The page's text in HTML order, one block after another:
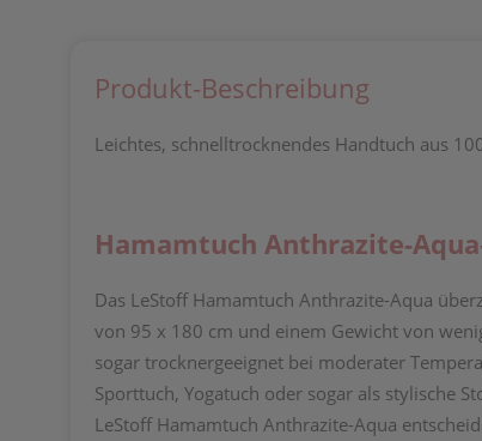
Produkt-Beschreibung
Leichtes, schnelltrocknendes Handtuch aus
Hamamtuch Anthrazite-
Das LeStoff Hamamtuch Anthrazite-Aqua
von 95 x 180 cm und einem Gewicht von
sogar trocknergeeignet bei moderater
Sporttuch, Yogatuch oder sogar als stylische
LeStoff Hamamtuch Anthrazite-Aqua